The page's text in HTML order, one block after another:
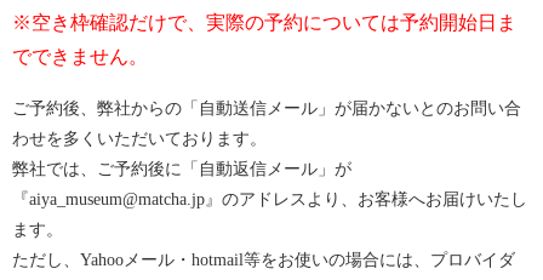
※空き枠確認だけで、実際の予約については予約開始日ま
でできません。
ご予約後、弊社からの「自動送信メール」が届かないとのお問い合
わせを多くいただいております。
弊社では、ご予約後に「自動返信メール」が
『aiya_museum@matcha.jp』のアドレスより、お客様へお届けいたし
ます。
ただし、Yahooメール・hotmail等をお使いの場合には、プロバイダ